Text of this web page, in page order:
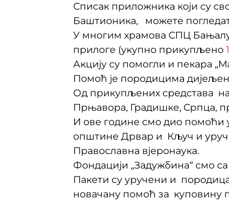
Списак приложника који су
Баштионика, можете
У многим храмова СПЦ
прилоге (укупно прикупљено
Акцију су помогли и пекара
Помоћ је породицима
Од прикупљених средстава
Прњавора, Градишке, Српца,
И ове године смо дио помоћи
општине Дрвар и Кључ и
Православна вјеронаука.
Фондацији „Задужбина“ смо са
Пакети су уручени и
новачану помоћ за куповину